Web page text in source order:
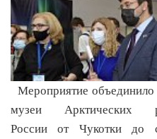
Мероприятие
музеи Арктических
России от Чукотки до